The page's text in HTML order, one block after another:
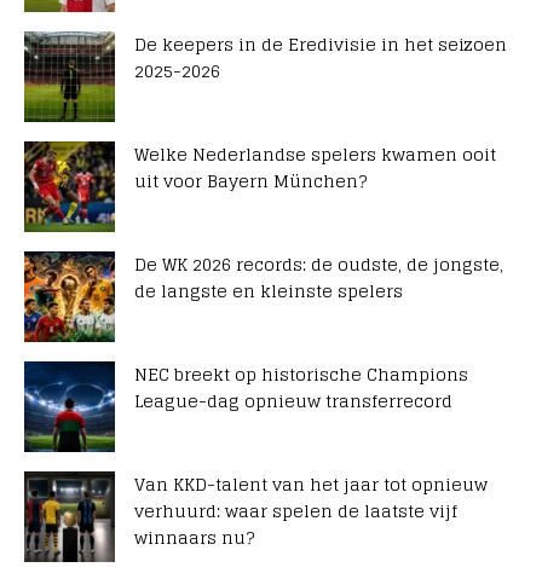
De keepers in de Eredivisie in het seizoen
2025-2026
Welke Nederlandse spelers kwamen ooit
uit voor Bayern München?
De WK 2026 records: de oudste, de jongste,
de langste en kleinste spelers
NEC breekt op historische Champions
League-dag opnieuw transferrecord
Van KKD-talent van het jaar tot opnieuw
verhuurd: waar spelen de laatste vijf
winnaars nu?